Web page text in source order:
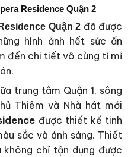
Residence Quận 2
Quận 2 đã được
hình ảnh hết sức ấn
đến chi tiết vô cùng tỉ mỉ
trung tâm Quận 1, sông
Thiêm và Nhà hát mới
được thiết kế tinh
sắc và ánh sáng. Thiết
chỉ tận dụng được